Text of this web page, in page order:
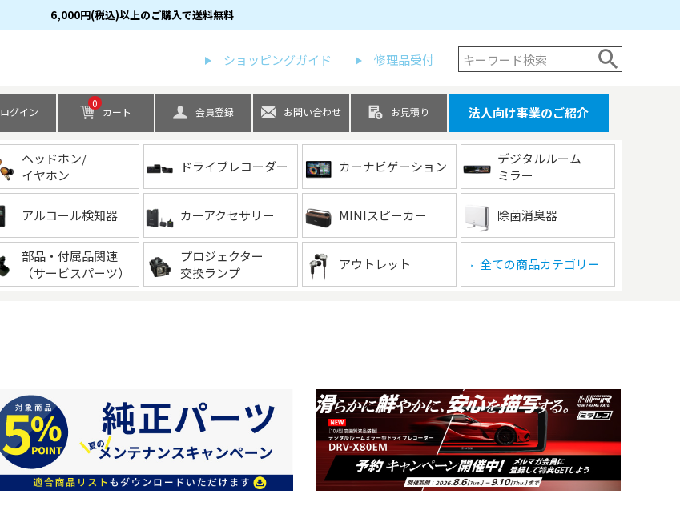
6,000円(税込)以上のご購入で送料無料
ショッピングガイド 修理品受付
検索
ログイン
0
カート 会員登録 お問い合わせ お見積り 法人向け事業のご紹介
ヘッドホン/
イヤホン
ドライブレコーダー カーナビゲーション
デジタルルーム
ミラー
アルコール検知器 カーアクセサリー MINIスピーカー 除菌消臭器
部品・付属品関連
（サービスパーツ）
プロジェクター
交換ランプ
アウトレット ▶ 全ての商品カテゴリー